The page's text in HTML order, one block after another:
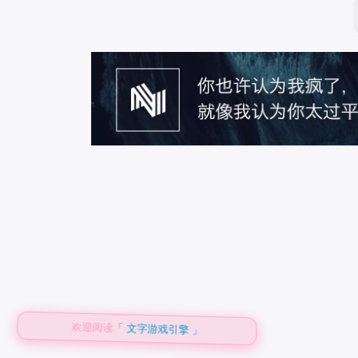
欢迎阅读 「 文字游戏引擎 」